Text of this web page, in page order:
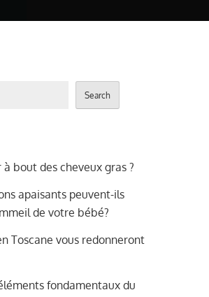
Search
bout des cheveux gras ?
apaisants peuvent-ils
de votre bébé?
Toscane vous redonneront
fondamentaux du